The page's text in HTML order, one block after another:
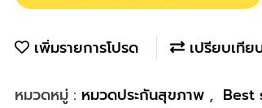
เพิ่มรายการโปรด เปรียบเทีย
หมวดหมู่ : หมวดประกันสุขภาพ , Best